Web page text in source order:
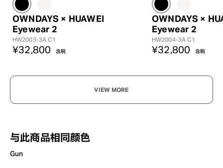
OWNDAYS × HUAWEI
Eyewear 2
HW2003-3A C1
¥32,800 含税
OWNDAYS ×
Eyewear 2
HW2004-3A C1
¥32,800 含税
VIEW MORE
与此商品相同颜色
Gun